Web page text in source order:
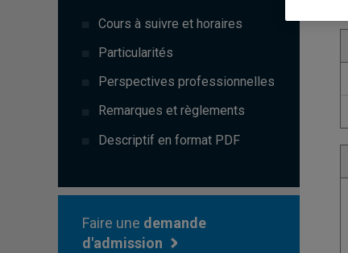
Cours à suivre et horaires
Particularités
Perspectives professionnelles
Remarques et règlements
Descriptif en format PDF
Faire une demande
d'admission